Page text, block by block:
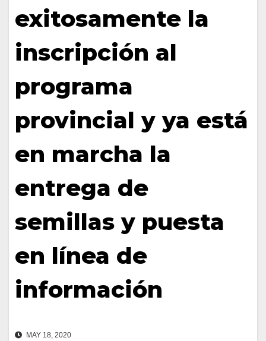
exitosamente la
inscripción al
programa
provincial y ya está
en marcha la
entrega de
semillas y puesta
en línea de
información
MAY 18, 2020